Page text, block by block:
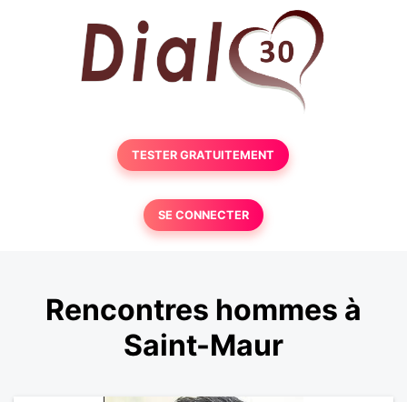
TESTER GRATUITEMENT
SE CONNECTER
Rencontres hommes à
Saint-Maur